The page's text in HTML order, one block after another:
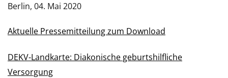
Berlin, 04. Mai 2020
Aktuelle Pressemitteilung zum Download
DEKV-Landkarte: Diakonische geburtshilfliche
Versorgung